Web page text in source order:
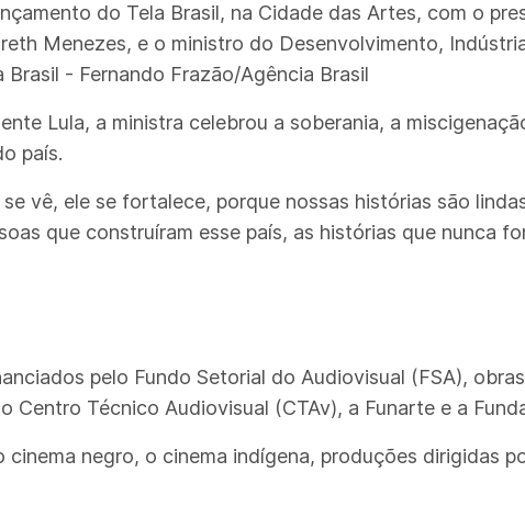
do Tela Brasil, na Cidade das Artes, com o
Menezes, e o ministro do Desenvolvimento,
- Fernando Frazão/Agência Brasil
Lula, a ministra celebrou a soberania, a
país.
vê, ele se fortalece, porque nossas histórias são
que construíram esse país, as histórias que nunca
pelo Fundo Setorial do Audiovisual (FSA),
Centro Técnico Audiovisual (CTAv), a Funarte e a
negro, o cinema indígena, produções dirigidas